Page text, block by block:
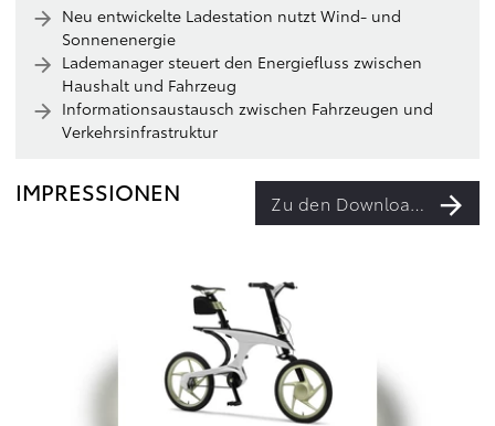
Neu entwickelte Ladestation nutzt Wind- und
Sonnenenergie
Lademanager steuert den Energiefluss zwischen
Haushalt und Fahrzeug
Informationsaustausch zwischen Fahrzeugen und
Verkehrsinfrastruktur
IMPRESSIONEN Zu den Downloads